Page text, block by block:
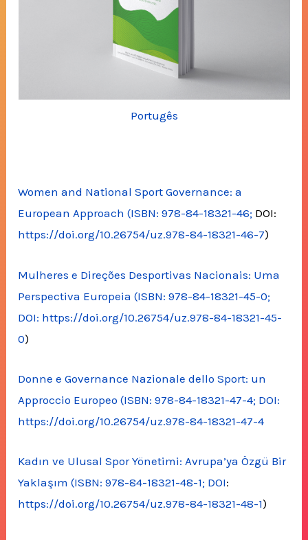
Portugês
Women and National Sport Governance: a
European Approach (ISBN: 978-84-18321-46; DOI:
https://doi.org/10.26754/uz.978-84-18321-46-7)
Mulheres e Direções Desportivas Nacionais: Uma
Perspectiva Europeia (ISBN: 978-84-18321-45-0;
DOI: https://doi.org/10.26754/uz.978-84-18321-45-
0)
Donne e Governance Nazionale dello Sport: un
Approccio Europeo (ISBN: 978-84-18321-47-4; DOI:
https://doi.org/10.26754/uz.978-84-18321-47-4
Kadın ve Ulusal Spor Yönetimi: Avrupa’ya Özgü Bir
Yaklaşım (ISBN: 978-84-18321-48-1; DOI:
https://doi.org/10.26754/uz.978-84-18321-48-1)